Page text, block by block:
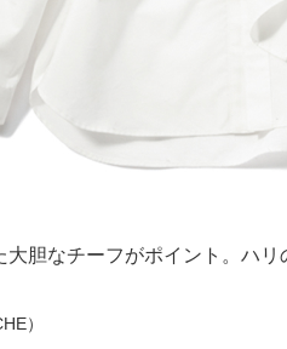
大胆なチーフがポイント。ハ
）